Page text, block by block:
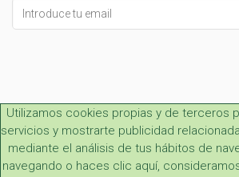
this
field
Utilizamos cookies propias y de terceros
servicios y mostrarte publicidad
mediante el análisis de tus hábitos de
navegando o haces clic aquí,